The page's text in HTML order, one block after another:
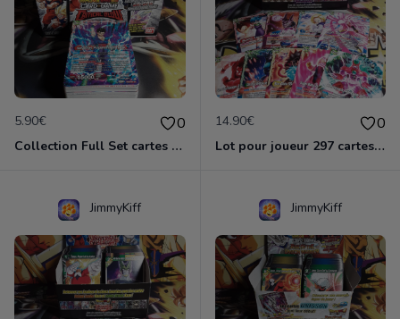
5.90€ 0
Collection Full Set cartes C/UC 90/90 BT22 Critical Blow / Dragon Ball Super Card Game
14.90€ 0
Lot pour joueur 297 cartes C-UC BT8 Malicious Machinations / Dragon Ball Super Card Game
JimmyKiff JimmyKiff